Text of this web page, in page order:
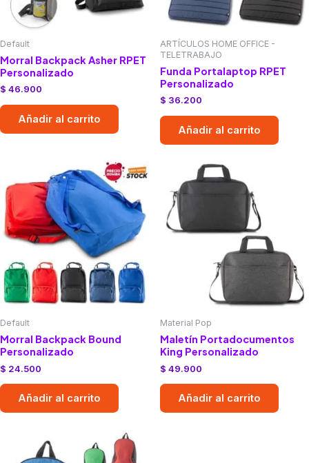
Default
Morral Backpack Asher RPET
Personalizado
$ 46.900
Añadir al carrito
ARTÍCULOS HOME OFFICE -
TELETRABAJO
Funda Portalaptop RPET
Personalizado
$ 36.200
Añadir al carrito
Default
Morral Backpack Bound
Personalizado
$ 24.500
Añadir al carrito
Material Pop
Maletín Portadocumentos
King Personalizado
$ 49.900
Añadir al carrito